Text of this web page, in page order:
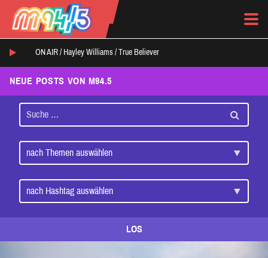
ON AIR / Hayley Williams / True Believer
NEUE POSTS VON M94.5
LOS